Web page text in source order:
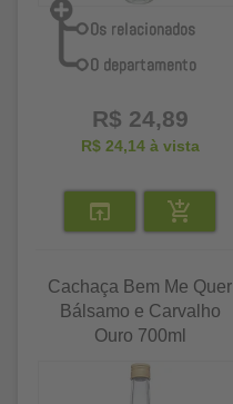
R$ 24,89
R$ 24,14à vista
Cachaça Bem Me Quer
Bálsamo e Carvalho
Ouro 700ml